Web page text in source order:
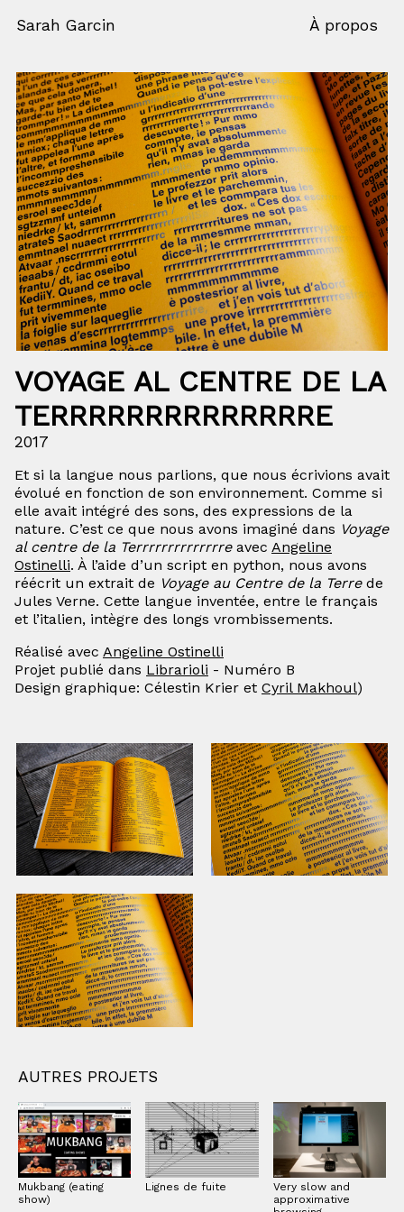
Sarah Garcin À propos
VOYAGE AL CENTRE DE LA
TERRRRRRRRRRRRRRE
2017
Et si la langue nous parlions, que nous écrivions avait
évolué en fonction de son environnement. Comme si
elle avait intégré des sons, des expressions de la
nature. C’est ce que nous avons imaginé dans Voyage
al centre de la Terrrrrrrrrrrrrre avec Angeline
Ostinelli. À l’aide d’un script en python, nous avons
réécrit un extrait de Voyage au Centre de la Terre de
Jules Verne. Cette langue inventée, entre le français
et l’italien, intègre des longs vrombissements.
Réalisé avec Angeline Ostinelli
Projet publié dans Librarioli - Numéro B
Design graphique: Célestin Krier et Cyril Makhoul)
AUTRES PROJETS
Mukbang (eating
show)
Lignes de fuite
Very slow and
approximative